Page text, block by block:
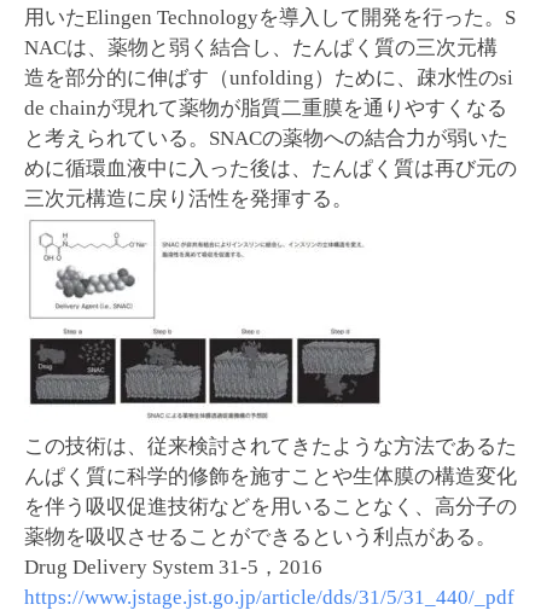
用いたElingen Technologyを導入して開発を行った。S
NACは、薬物と弱く結合し、たんぱく質の三次元構
造を部分的に伸ばす（unfolding）ために、疎水性のsi
de chainが現れて薬物が脂質二重膜を通りやすくなる
と考えられている。SNACの薬物への結合力が弱いた
めに循環血液中に入った後は、たんぱく質は再び元の
三次元構造に戻り活性を発揮する。
この技術は、従来検討されてきたような方法であるた
んぱく質に科学的修飾を施すことや生体膜の構造変化
を伴う吸収促進技術などを用いることなく、高分子の
薬物を吸収させることができるという利点がある。
Drug Delivery System 31-5，2016
https://www.jstage.jst.go.jp/article/dds/31/5/31_440/_pdf